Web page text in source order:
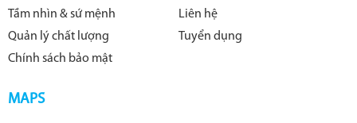
Tầm nhìn & sứ mệnh
Liên hệ
Quản lý chất lượng
Tuyển dụng
Chính sách bảo mật
MAPS